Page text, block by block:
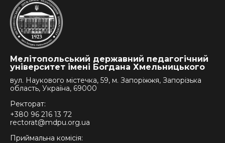
Мелітопольський державний педагогічний
університет імені Богдана Хмельницького
вул. Наукового містечка, 59, м. Запоріжжя, Запорізька
область, Україна, 69000
Ректорат:
+380 96 216 13 72
rectorat@mdpu.org.ua
Приймальна комісія: